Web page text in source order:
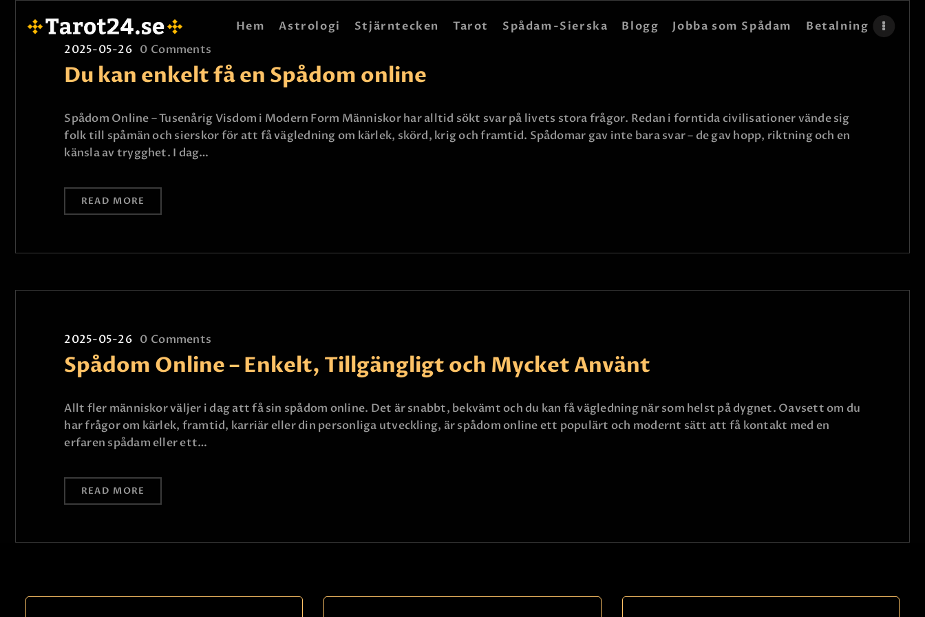
Hem Astrologi Stjärntecken Tarot Spådam-Sierska Blogg Jobba som Spådam Betalning
HEM
STJÄRNTECKEN
TAROT
BETALNING
FAQ
2025-05-26 0 Comments
Du kan enkelt få en Spådom online
Spådom Online – Tusenårig Visdom i Modern Form Människor har alltid sökt svar på livets stora frågor. Redan i forntida civilisationer vände sig
folk till spåmän och sierskor för att få vägledning om kärlek, skörd, krig och framtid. Spådomar gav inte bara svar – de gav hopp, riktning och en
känsla av trygghet. I dag…
READ MORE
2025-05-26 0 Comments
Spådom Online – Enkelt, Tillgängligt och Mycket Använt
Allt fler människor väljer i dag att få sin spådom online. Det är snabbt, bekvämt och du kan få vägledning när som helst på dygnet. Oavsett om du
har frågor om kärlek, framtid, karriär eller din personliga utveckling, är spådom online ett populärt och modernt sätt att få kontakt med en
erfaren spådam eller ett…
READ MORE